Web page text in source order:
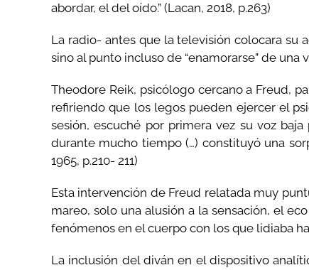
abordar, el del oído.” (Lacan, 2018, p.263)
La radio- antes que la televisión colocara su
sino al punto incluso de “enamorarse” de
Theodore Reik, psicólogo cercano a Freud,
refiriendo que los legos pueden ejercer el
sesión, escuché por primera vez su voz
durante mucho tiempo (…) constituyó una
1965, p.210- 211)
Esta intervención de Freud relatada muy
mareo, solo una alusión a la sensación, el
fenómenos en el cuerpo con los que lidiaba
La inclusión del diván en el dispositivo